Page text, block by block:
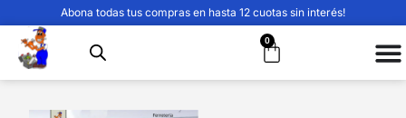
Abona todas tus compras en hasta 12 cuotas sin interés!
0